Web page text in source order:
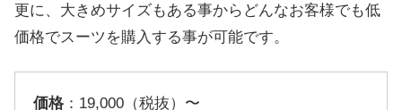
更に、大きめサイズもある事からどんなお客様でも低
価格でスーツを購入する事が可能です。
価格 ：19,000（税抜）〜